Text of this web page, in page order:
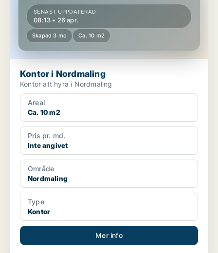
SENAST UPPDATERAD
08:13 • 26 apr.
Skapad 3 mo Ca. 10 m2
Kontor i Nordmaling
Kontor att hyra i Nordmaling
Areal
Ca. 10 m2
Pris pr. md.
Inte angivet
Område
Nordmaling
Type
Kontor
Mer info